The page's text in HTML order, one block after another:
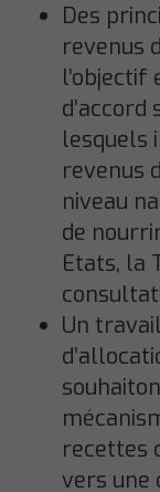
Des
revenus
lesquels
revenus
niveau
de
Etats, la
Un
recettes
vers une